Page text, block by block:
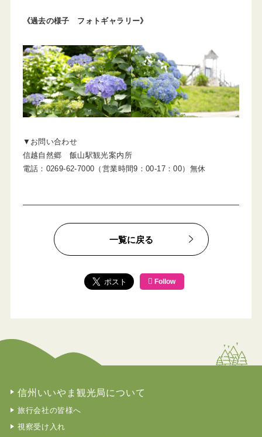
《過去の様子 フォトギャラリー》
▼お問い合わせ
信越自然郷 飯山駅観光案内所
電話：0269-62-7000（営業時間9：00-17：00）無休
一覧に戻る
Follow
信州いいやま観光局について
旅行会社の皆様へ
視察受け入れ